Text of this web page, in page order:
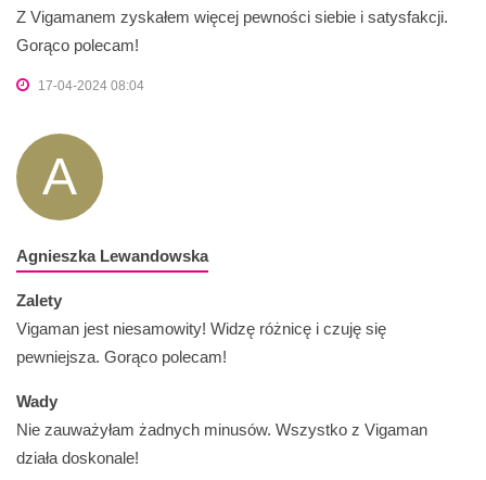
Z Vigamanem zyskałem więcej pewności siebie i satysfakcji.
Gorąco polecam!
17-04-2024 08:04
A
Agnieszka Lewandowska
Zalety
Vigaman jest niesamowity! Widzę różnicę i czuję się
pewniejsza. Gorąco polecam!
Wady
Nie zauważyłam żadnych minusów. Wszystko z Vigaman
działa doskonale!